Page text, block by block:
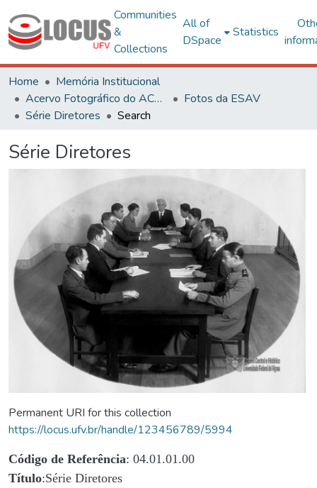
Communities
&
Collections
All of
DSpace
Statistics
Home
Memória Institucional
Acervo Fotográfico do ACH-UFV
Fotos da ESAV
Série Diretores
Search
Série Diretores
Permanent URI for this collection
https://locus.ufv.br/handle/123456789/5994
Código de Referência: 04.01.01.00
Título:Série Diretores